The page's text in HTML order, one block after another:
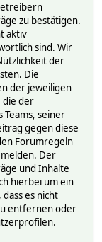
zu bestätigen.
aktiv
sind. Wir
der
Die
der jeweiligen
die der
Teams, seiner
gegen diese
Forumregeln
Der
und Inhalte
hierbei um ein
es nicht
entfernen oder